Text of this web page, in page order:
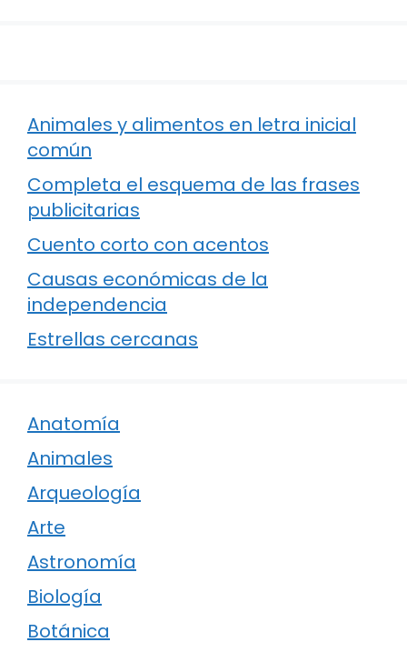
Animales y alimentos en letra inicial
común
Completa el esquema de las frases
publicitarias
Cuento corto con acentos
Causas económicas de la
independencia
Estrellas cercanas
Anatomía
Animales
Arqueología
Arte
Astronomía
Biología
Botánica